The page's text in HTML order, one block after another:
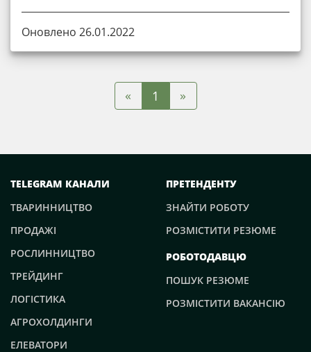
Оновлено 26.01.2022
« 1 »
TELEGRAM КАНАЛИ
ТВАРИННИЦТВО
ПРОДАЖІ
РОСЛИННИЦТВО
ТРЕЙДИНГ
ЛОГІСТИКА
АГРОХОЛДИНГИ
ЕЛЕВАТОРИ
ПРЕТЕНДЕНТУ
ЗНАЙТИ РОБОТУ
РОЗМІСТИТИ РЕЗЮМЕ
РОБОТОДАВЦЮ
ПОШУК РЕЗЮМЕ
РОЗМІСТИТИ ВАКАНСІЮ